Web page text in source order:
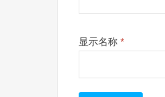
显示名称 *